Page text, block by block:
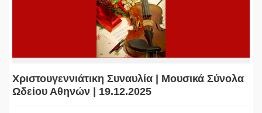
Χριστουγεννιάτικη Συναυλία | Μουσικά Σύνολα
Ωδείου Αθηνών | 19.12.2025